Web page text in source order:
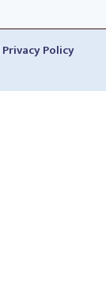
Privacy Policy